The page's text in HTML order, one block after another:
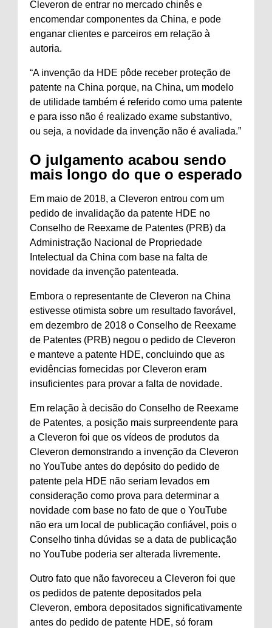
Cleveron de entrar no mercado chinês e
encomendar componentes da China, e pode
enganar clientes e parceiros em relação à
autoria.
“A invenção da HDE pôde receber proteção de
patente na China porque, na China, um modelo
de utilidade também é referido como uma patente
e para isso não é realizado exame substantivo,
ou seja, a novidade da invenção não é avaliada.”
O julgamento acabou sendo
mais longo do que o esperado
Em maio de 2018, a Cleveron entrou com um
pedido de invalidação da patente HDE no
Conselho de Reexame de Patentes (PRB) da
Administração Nacional de Propriedade
Intelectual da China com base na falta de
novidade da invenção patenteada.
Embora o representante de Cleveron na China
estivesse otimista sobre um resultado favorável,
em dezembro de 2018 o Conselho de Reexame
de Patentes (PRB) negou o pedido de Cleveron
e manteve a patente HDE, concluindo que as
evidências fornecidas por Cleveron eram
insuficientes para provar a falta de novidade.
Em relação à decisão do Conselho de Reexame
de Patentes, a posição mais surpreendente para
a Cleveron foi que os vídeos de produtos da
Cleveron demonstrando a invenção da Cleveron
no YouTube antes do depósito do pedido de
patente pela HDE não seriam levados em
consideração como prova para determinar a
novidade com base no fato de que o YouTube
não era um local de publicação confiável, pois o
Conselho tinha dúvidas se a data de publicação
no YouTube poderia ser alterada livremente.
Outro fato que não favoreceu a Cleveron foi que
os pedidos de patente depositados pela
Cleveron, embora depositados significativamente
antes do pedido de patente HDE, só foram